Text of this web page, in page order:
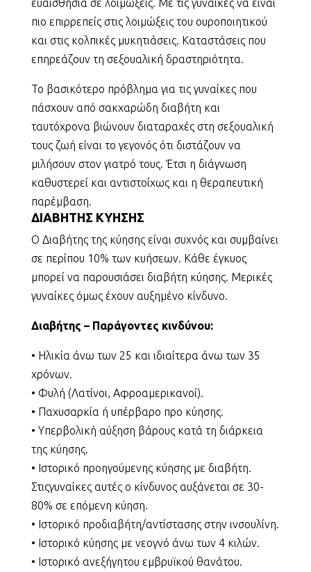
ευαισθησία σε λοιμώξεις. Με τις γυναίκες να είναι
πιο επιρρεπείς στις λοιμώξεις του ουροποιητικού
και στις κολπικές μυκητιάσεις. Καταστάσεις που
επηρεάζουν τη σεξουαλική δραστηριότητα.
Το βασικότερο πρόβλημα για τις γυναίκες που
πάσχουν από σακχαρώδη διαβήτη και
ταυτόχρονα βιώνουν διαταραχές στη σεξουαλική
τους ζωή είναι το γεγονός ότι διστάζουν να
μιλήσουν στον γιατρό τους. Έτσι η διάγνωση
καθυστερεί και αντιστοίχως και η θεραπευτική
παρέμβαση.
ΔΙΑΒΗΤΗΣ ΚΥΗΣΗΣ
Ο Διαβήτης της κύησης είναι συχνός και συμβαίνει
σε περίπου 10% των κυήσεων. Κάθε έγκυος
μπορεί να παρουσιάσει διαβήτη κύησης. Μερικές
γυναίκες όμως έχουν αυξημένο κίνδυνο.
Διαβήτης – Παράγοντες κινδύνου:
• Ηλικία άνω των 25 και ιδιαίτερα άνω των 35
χρόνων.
• Φυλή (Λατίνοι, Αφροαμερικανοί).
• Παχυσαρκία ή υπέρβαρο προ κύησης.
• Υπερβολική αύξηση βάρους κατά τη διάρκεια
της κύησης.
• Ιστορικό προηγούμενης κύησης με διαβήτη.
Στιςγυναίκες αυτές ο κίνδυνος αυξάνεται σε 30-
80% σε επόμενη κύηση.
• Ιστορικό προδιαβήτη/αντίστασης στην ινσουλίνη.
• Ιστορικό κύησης με νεογνό άνω των 4 κιλών.
• Ιστορικό ανεξήγητου εμβρυϊκού θανάτου.